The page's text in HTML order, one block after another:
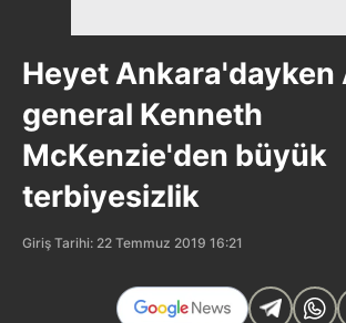
Heyet Ankara'dayken
general Kenneth
McKenzie'den büyük
terbiyesizlik
Giriş Tarihi: 22 Temmuz 2019 16:21